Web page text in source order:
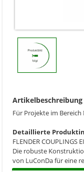
Artikelbeschreibung
Für Projekte im Bereich
Detaillierte
FLENDER COUPLINGS
Die robuste
von LuConDa für eine